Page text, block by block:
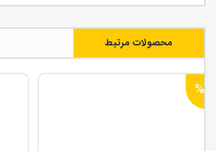
محصولات مرتبط
%4